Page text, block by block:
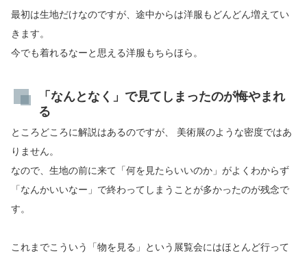
最初は生地だけなのですが、途中からは洋服もどんどん増えてい
きます。
今でも着れるなーと思える洋服もちらほら。
「なんとなく」で見てしまったのが悔やまれ
る
ところどころに解説はあるのですが、 美術展のような密度ではあ
りません。
なので、生地の前に来て「何を見たらいいのか」がよくわからず
「なんかいいなー」で終わってしまうことが多かったのが残念で
す。
これまでこういう「物を見る」という展覧会にはほとんど行って